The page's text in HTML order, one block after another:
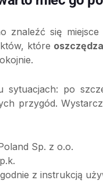
znaleźć się
które
sytuacjach: po
przygód.
Sp. z o.o.
z instrukcją